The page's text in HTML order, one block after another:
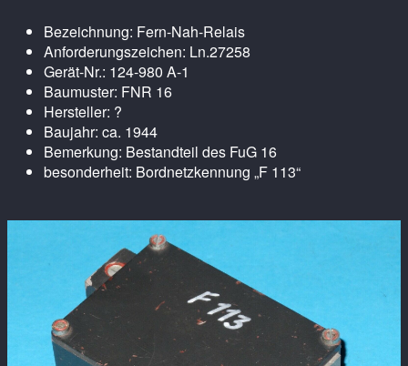
Bezeichnung: Fern-Nah-Relais
Anforderungszeichen: Ln.27258
Gerät-Nr.: 124-980 A-1
Baumuster: FNR 16
Hersteller: ?
Baujahr: ca. 1944
Bemerkung: Bestandteil des FuG 16
besonderheit: Bordnetzkennung „F 113“